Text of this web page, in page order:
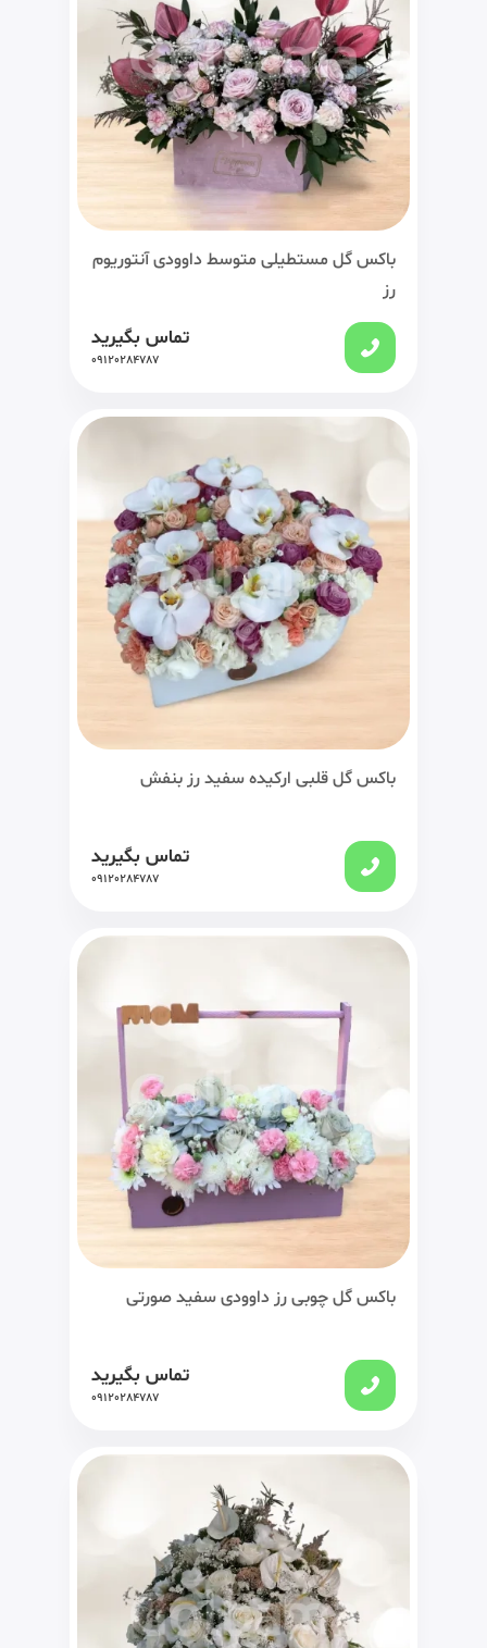
باکس گل مستطیلی متوسط داوودی آنتوریوم
رز
تماس بگیرید
09120284787
باکس گل قلبی ارکیده سفید رز بنفش
تماس بگیرید
09120284787
باکس گل چوبی رز داوودی سفید صورتی
تماس بگیرید
09120284787